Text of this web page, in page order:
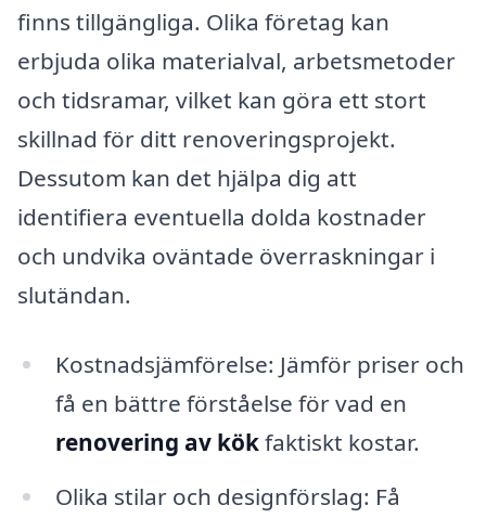
finns tillgängliga. Olika företag kan
erbjuda olika materialval, arbetsmetoder
och tidsramar, vilket kan göra ett stort
skillnad för ditt renoveringsprojekt.
Dessutom kan det hjälpa dig att
identifiera eventuella dolda kostnader
och undvika oväntade överraskningar i
slutändan.
Kostnadsjämförelse: Jämför priser och
få en bättre förståelse för vad en
renovering av kökfaktiskt kostar.
Olika stilar och designförslag: Få